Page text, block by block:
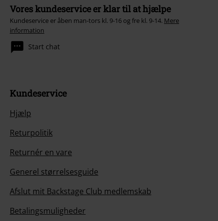
Vores kundeservice er klar til at hjælpe
Kundeservice er åben man-tors kl. 9-16 og fre kl. 9-14. Mere
information
Start chat
Kundeservice
Hjælp
Returpolitik
Returnér en vare
Generel størrelsesguide
Afslut mit Backstage Club medlemskab
Betalingsmuligheder